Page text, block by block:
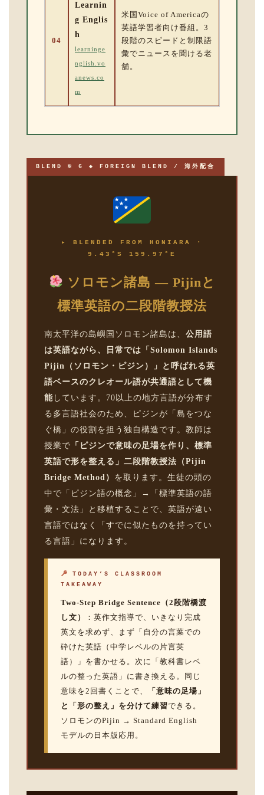
04
Learnin
g Englis
h
learninge
nglish.vo
anews.co
m
米国Voice of Americaの
英語学習者向け番組。3
段階のスピードと制限語
彙でニュースを聞ける老
舗。
BLEND № 6 ◆ FOREIGN BLEND / 海外配合
▸ BLENDED FROM HONIARA ·
9.43°S 159.97°E
ソロモン諸島 — Pijinと
標準英語の二段階教授法
南太平洋の島嶼国ソロモン諸島は、 公用語
は英語ながら、日常では「Solomon Islands
Pijin（ソロモン・ピジン）」と呼ばれる英
語ベースのクレオール語が共通語として機
能 しています。70以上の地方言語が分布す
る多言語社会のため、ピジンが「島をつな
ぐ橋」の役割を担う独自構造です。教師は
授業で 「ピジンで意味の足場を作り、標準
英語で形を整える」二段階教授法（Pijin
Bridge Method） を取ります。生徒の頭の
中で「ピジン語の概念」→「標準英語の語
彙・文法」と移植することで、英語が遠い
言語ではなく「すでに似たものを持ってい
る言語」になります。
TODAY’S CLASSROOM
TAKEAWAY
Two-Step Bridge Sentence（2段階橋渡
し文）
：英作文指導で、いきなり完成
英文を求めず、まず「自分の言葉での
砕けた英語（中学レベルの片言英
語）」を書かせる。次に「教科書レベ
ルの整った英語」に書き換える。同じ
意味を2回書くことで、
「意味の足場」
と「形の整え」を分けて練習できる。
ソロモンのPijin → Standard English
モデルの日本版応用。